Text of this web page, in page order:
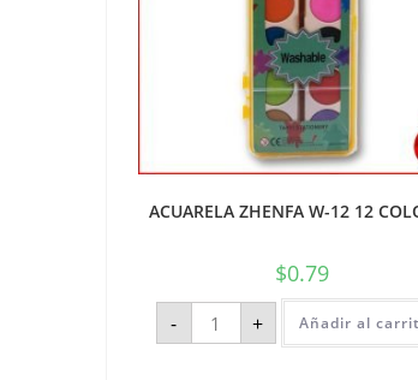
ACUARELA ZHENFA W-12 12
$0.79
- + Añadir al